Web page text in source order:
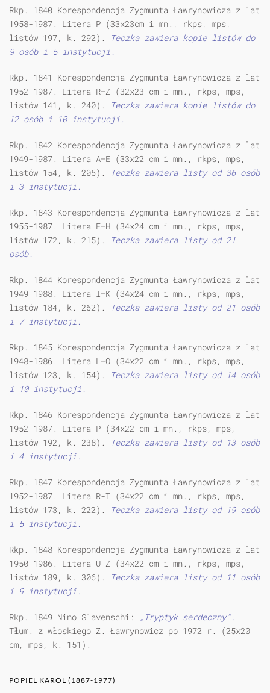
Rkp. 1840 Korespondencja Zygmunta Ławrynowicza z lat
1958-1987. Litera P (33x23cm i mn., rkps, mps,
listów 197, k. 292).
Teczka zawiera kopie listów do
9 osób i 5 instytucji.
Rkp. 1841 Korespondencja Zygmunta Ławrynowicza z lat
1952-1987. Litera R—Z (32x23 cm i mn., rkps, mps,
listów 141, k. 240).
Teczka zawiera kopie listów do
12 osób i 10 instytucji.
Rkp. 1842 Korespondencja Zygmunta Ławrynowicza z lat
1949-1987. Litera A—E (33x22 cm i mn., rkps, mps,
listów 154, k. 206).
Teczka zawiera listy od 36 osób
i 3 instytucji.
Rkp. 1843 Korespondencja Zygmunta Ławrynowicza z lat
1955-1987. Litera F—H (34x24 cm i mn., rkps, mps,
listów 172, k. 215).
Teczka zawiera listy od 21
osób.
Rkp. 1844 Korespondencja Zygmunta Ławrynowicza z lat
1949-1988. Litera I—K (34x24 cm i mn., rkps, mps,
listów 184, k. 262).
Teczka zawiera listy od 21 osób
i 7 instytucji.
Rkp. 1845 Korespondencja Zygmunta Ławrynowicza z lat
1948-1986. Litera L—O (34x22 cm i mn., rkps, mps,
listów 123, k. 154).
Teczka zawiera listy od 14 osób
i 10 instytucji.
Rkp. 1846 Korespondencja Zygmunta Ławrynowicza z lat
1952-1987. Litera P (34x22 cm i mn., rkps, mps,
listów 192, k. 238).
Teczka zawiera listy od 13 osób
i 4 instytucji.
Rkp. 1847 Korespondencja Zygmunta Ławrynowicza z lat
1952-1987. Litera R-T (34x22 cm i mn., rkps, mps,
listów 173, k. 222).
Teczka zawiera listy od 19 osób
i 5 instytucji.
Rkp. 1848 Korespondencja Zygmunta Ławrynowicza z lat
1950-1986. Litera U-Z (34x22 cm i mn., rkps, mps,
listów 189, k. 306).
Teczka zawiera listy od 11 osób
i 9 instytucji.
Rkp. 1849 Nino Slavenschi:
„Tryptyk serdeczny”.
Tłum. z włoskiego Z. Ławrynowicz po 1972 r. (25x20
cm, mps, k. 151).
POPIEL KAROL (1887-1977)